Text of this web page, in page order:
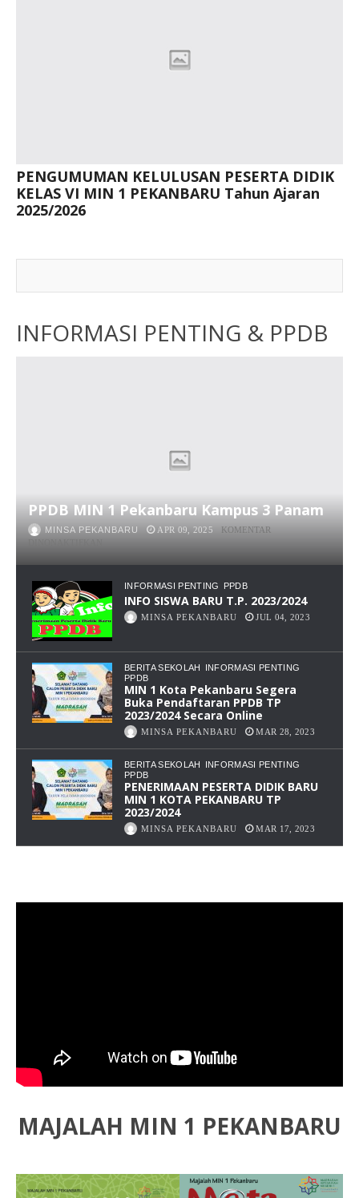
PENGUMUMAN KELULUSAN PESERTA DIDIK
KELAS VI MIN 1 PEKANBARU Tahun Ajaran
2025/2026
INFORMASI PENTING & PPDB
PPDB MIN 1 Pekanbaru Kampus 3 Panam
MINSA PEKANBARU APR 09, 2025
KOMENTAR
MIN
1
KAMPUS
3
INFORMASI PENTING PPDB
INFO SISWA BARU T.P. 2023/2024
MINSA PEKANBARU JUL 04, 2023
BERITA SEKOLAH
INFORMASI PENTING
PPDB
MIN 1 Kota Pekanbaru Segera
Buka Pendaftaran PPDB TP
2023/2024 Secara Online
MINSA PEKANBARU MAR 28, 2023
BERITA SEKOLAH
INFORMASI PENTING
PPDB
PENERIMAAN PESERTA DIDIK BARU
MIN 1 KOTA PEKANBARU TP
2023/2024
MINSA PEKANBARU MAR 17, 2023
MAJALAH MIN 1 PEKANBARU